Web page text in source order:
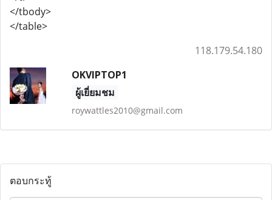
</tbody>
</table>
118.179.54.180
OKVIPTOP1
ผู้เยี่ยมชม
roywattles2010@gmail.com
ตอบกระทู้